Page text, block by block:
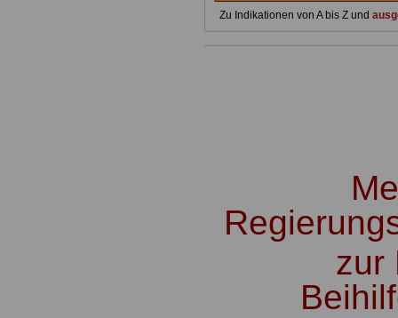
Zu Indikationen von A bis Z und
zur